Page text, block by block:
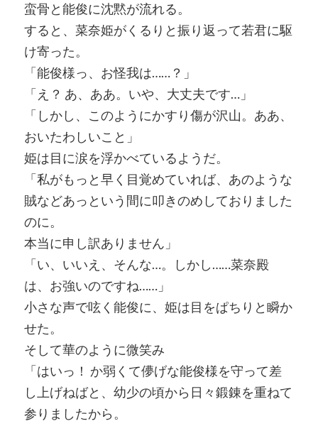
蛮骨と能俊に沈黙が流れる。
すると、菜奈姫がくるりと振り返って若君に駆
け寄った。
「能俊様っ、お怪我は……？」
「え？ あ、ああ。いや、大丈夫です…」
「しかし、このようにかすり傷が沢山。ああ、
おいたわしいこと」
姫は目に涙を浮かべているようだ。
「私がもっと早く目覚めていれば、あのような
賊などあっという間に叩きのめしておりました
のに。
本当に申し訳ありません」
「い、いいえ、そんな…。しかし……菜奈殿
は、お強いのですね……」
小さな声で呟く能俊に、姫は目をぱちりと瞬か
せた。
そして華のように微笑み
「はいっ！ か弱くて儚げな能俊様を守って差
し上げねばと、幼少の頃から日々鍛錬を重ねて
参りましたから。